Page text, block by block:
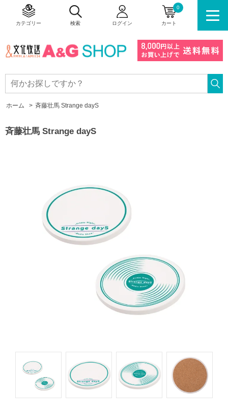
カート
0
ログイン
検索
カテゴリー
ホーム > 斉藤壮馬 Strange dayS
斉藤壮馬 Strange dayS